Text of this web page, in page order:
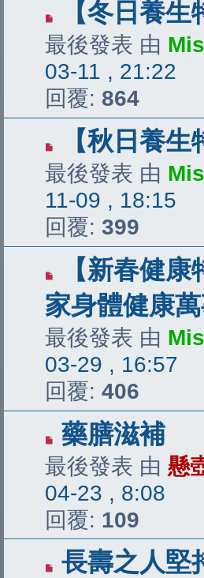
【冬日養生
最後發表 由
03-11 , 21:22
回覆: 864
【秋日養生
最後發表 由
11-09 , 18:15
回覆: 399
【新春健
家身體健康
最後發表 由
03-29 , 16:57
回覆: 406
藥膳滋補
最後發表 由 懸
04-23 , 8:08
回覆: 109
長壽之人堅